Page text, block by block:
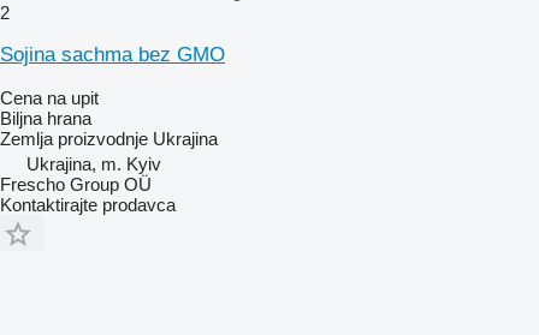
2
Soјina sachma bez GMO
Cena na upit
Biljna hrana
Zemlja proizvodnje Ukrajina
Ukrajina, m. Kyiv
Frescho Group OÜ
Kontaktirajte prodavca